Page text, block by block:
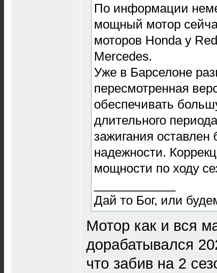
По информации
мощный мотор
моторов Honda у
Mercedes.
Уже в Барселоне
пересмотренная
обеспечивать
длительного
зажигания
надежности.
мощности по ходу
Дай то Бог, или
Мотор как и вся
дорабатывался
что забив на 2